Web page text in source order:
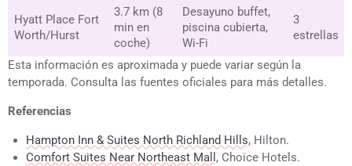
Hyatt Place Fort
Worth/Hurst
3.7 km (8
min en
coche)
Desayuno buffet,
piscina cubierta,
Wi-Fi
3
estrellas
Esta información es aproximada y puede variar según la
temporada. Consulta las fuentes oficiales para más detalles.
Referencias
Hampton Inn & Suites North Richland Hills, Hilton.
Comfort Suites Near Northeast Mall , Choice Hotels.